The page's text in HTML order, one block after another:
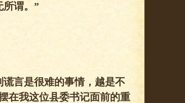
所谓。”
言是很难的事情，越是不
在我这位县委书记面前的重